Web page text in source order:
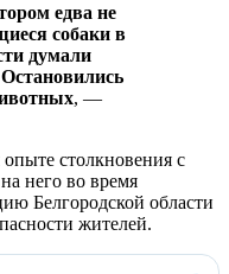
едва не
собаки в
думали
, —
опыте столкновения с
него во время
Белгородской области
жителей.